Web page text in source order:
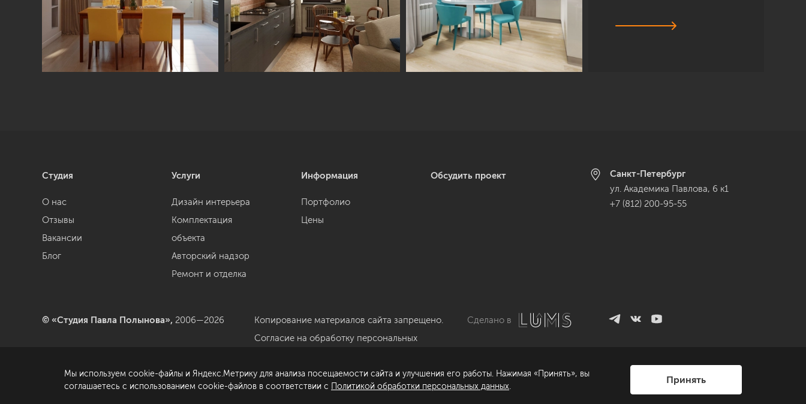
Студия
О нас
Отзывы
Вакансии
Блог
Услуги
Дизайн интерьера
Комплектация
объекта
Авторский надзор
Ремонт и отделка
Информация
Портфолио
Цены
Обсудить проект
Санкт-Петербург
ул. Академика Павлова, 6 к1
+7 (812) 200-95-55
© «Студия Павла Полынова», 2006—2026
Копирование материалов сайта запрещено.
Согласие на обработку персональных
Политика обработки персональных данных
Сделано в
Мы используем cookie-файлы и Яндекс.Метрику для анализа посещаемости сайта и улучшения его работы. Нажимая «Принять», вы
соглашаетесь с использованием cookie-файлов в соответствии с Политикой обработки персональных данных.
Принять